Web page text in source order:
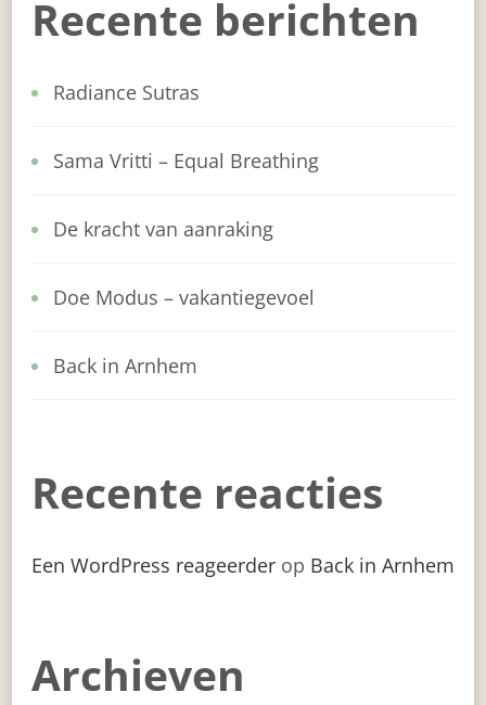
Recente berichten
Radiance Sutras
Sama Vritti – Equal Breathing
De kracht van aanraking
Doe Modus – vakantiegevoel
Back in Arnhem
Recente reacties
Een WordPress reageerder op Back in Arnhem
Archieven